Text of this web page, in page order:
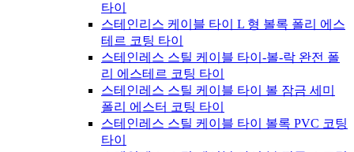
타이
스테인리스 케이블 타이 L 형 볼록 폴리 에스
테르 코팅 타이
스테인레스 스틸 케이블 타이-볼-락 완전 폴
리 에스테르 코팅 타이
스테인레스 스틸 케이블 타이 볼 잠금 세미
폴리 에스터 코팅 타이
스테인레스 스틸 케이블 타이 볼록 PVC 코팅
타이